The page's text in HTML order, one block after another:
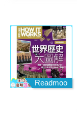
Readmoo